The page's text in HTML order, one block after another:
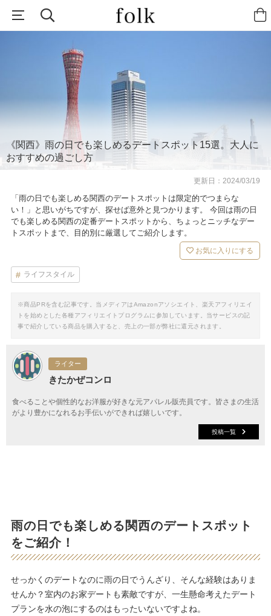
《関西》雨の日でも楽しめるデートスポット15選。大人に
おすすめの過ごし方
更新日：2024/03/19
「雨の日でも楽しめる関西のデートスポットは限定的でつまらな
い！」と思いがちですが、探せば意外と見つかります。 今回は雨の日
でも楽しめる関西の定番デートスポットから、ちょっとニッチなデー
トスポットまで、目的別に厳選してご紹介します。
お気に入りにする
ライフスタイル
※商品PRを含む記事です。当メディアはAmazonアソシエイト、楽天アフィリエイ
トを始めとした各種アフィリエイトプログラムに参加しています。当サービスの記
事で紹介している商品を購入すると、売上の一部が弊社に還元されます。
ライター
きたかぜコンロ
食べることや個性的なお洋服が好きな元アパレル販売員です。皆さまの生活
がより豊かになれるお手伝いができれば嬉しいです。
投稿一覧
雨の日でも楽しめる関西のデートスポット
をご紹介！
せっかくのデートなのに雨の日でうんざり、そんな経験はありま
せんか？室内のお家デートも素敵ですが、一生懸命考えたデート
プランを水の泡にするのはもったいないですよね。